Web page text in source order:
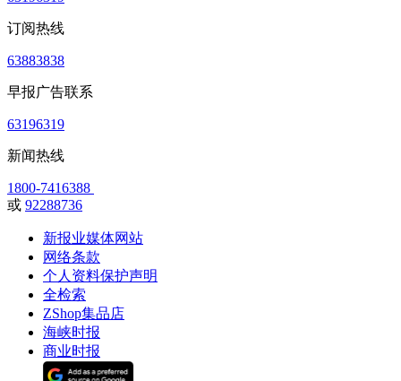
订阅热线
63883838
早报广告联系
63196319
新闻热线
1800-7416388
或 92288736
新报业媒体网站
网络条款
个人资料保护声明
全检索
ZShop集品店
海峡时报
商业时报